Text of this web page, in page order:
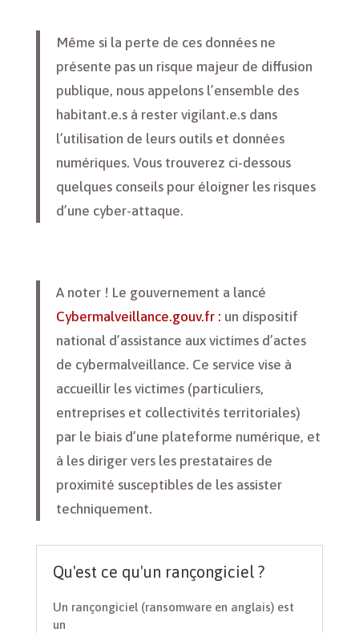
Même si la perte de ces données ne
présente pas un risque majeur de diffusion
publique, nous appelons l’ensemble des
habitant.e.s à rester vigilant.e.s dans
l’utilisation de leurs outils et données
numériques. Vous trouverez ci-dessous
quelques conseils pour éloigner les risques
d’une cyber-attaque.
A noter ! Le gouvernement a lancé
Cybermalveillance.gouv.fr : un dispositif
national d’assistance aux victimes d’actes
de cybermalveillance. Ce service vise à
accueillir les victimes (particuliers,
entreprises et collectivités territoriales)
par le biais d’une plateforme numérique, et
à les diriger vers les prestataires de
proximité susceptibles de les assister
techniquement.
Qu'est ce qu'un rançongiciel ?
Un rançongiciel (ransomware en anglais) est
un